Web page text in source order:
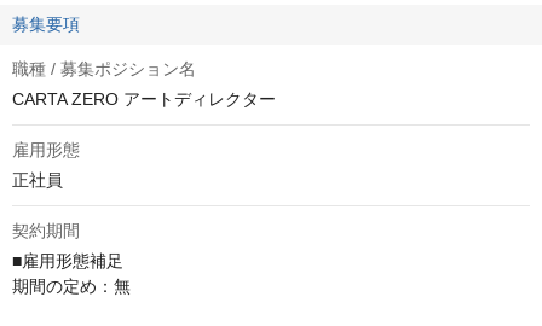
募集要項
職種 / 募集ポジション名
CARTA ZERO アートディレクター
雇用形態
正社員
契約期間
■雇用形態補足
期間の定め：無